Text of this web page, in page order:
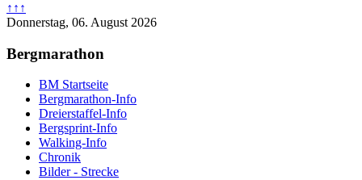
↑↑↑
Donnerstag, 06. August 2026
Bergmarathon
BM Startseite
Bergmarathon-Info
Dreierstaffel-Info
Bergsprint-Info
Walking-Info
Chronik
Bilder - Strecke